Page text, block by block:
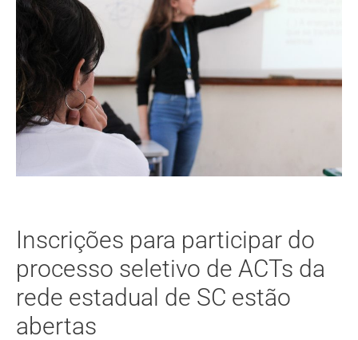
Inscrições para participar do
processo seletivo de ACTs da
rede estadual de SC estão
abertas